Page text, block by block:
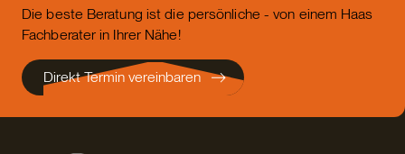
Die beste Beratung ist die persönliche - von einem Haas
Fachberater in Ihrer Nähe!
Direkt Termin vereinbaren